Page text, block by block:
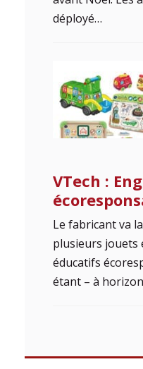
déployé…
VTech :
Le fabricant va
plusieurs jouets
éducatifs
étant – à